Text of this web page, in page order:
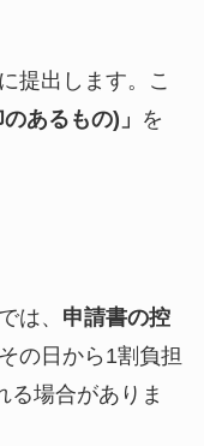
提出します。こ
あるもの)」 を
は、 申請書の控
の日から1割負担
る場合がありま